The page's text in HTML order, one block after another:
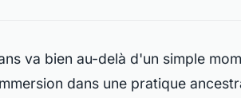
va bien au-delà d'un simple
dans une pratique